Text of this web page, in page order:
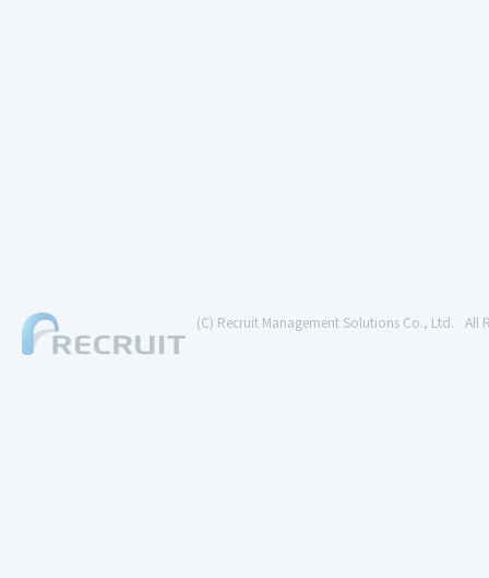
(C) Recruit Management Solutions Co., Ltd. All